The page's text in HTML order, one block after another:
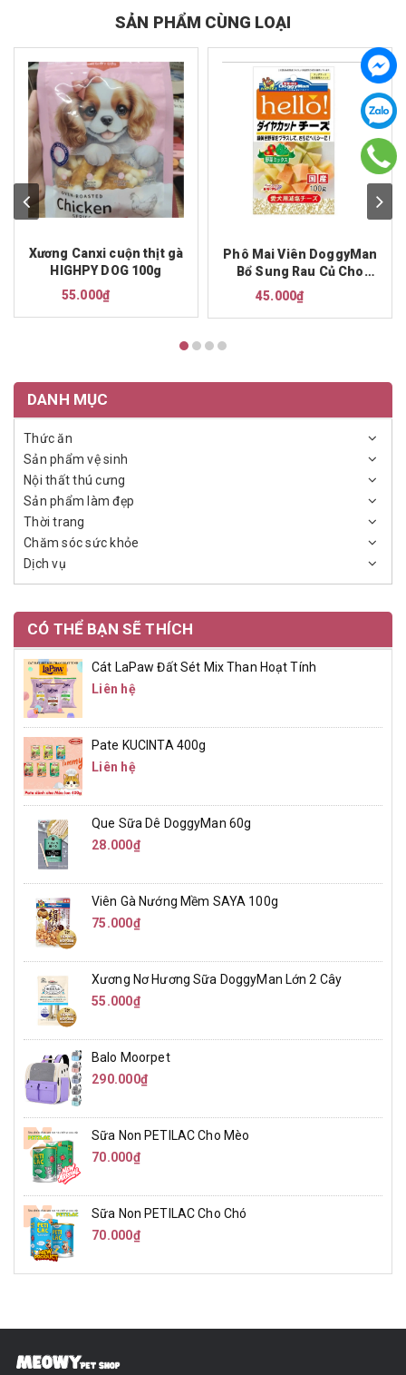
SẢN PHẨM CÙNG LOẠI
Xương Canxi cuộn thịt gà
HIGHPY DOG 100g
55.000₫
Phô Mai Viên DoggyMan
Bổ Sung Rau Củ Cho
Chó 100g
45.000₫
DANH MỤC
Thức ăn
Sản phẩm vệ sinh
Nội thất thú cưng
Sản phẩm làm đẹp
Thời trang
Chăm sóc sức khỏe
Dịch vụ
CÓ THỂ BẠN SẼ THÍCH
Cát LaPaw Đất Sét Mix Than Hoạt Tính
Liên hệ
Pate KUCINTA 400g
Liên hệ
Que Sữa Dê DoggyMan 60g
28.000₫
Viên Gà Nướng Mềm SAYA 100g
75.000₫
Xương Nơ Hương Sữa DoggyMan Lớn 2 Cây
55.000₫
Balo Moorpet
290.000₫
Sữa Non PETILAC Cho Mèo
70.000₫
Sữa Non PETILAC Cho Chó
70.000₫